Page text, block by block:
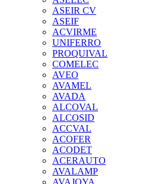
ASEIR CV
ASEIF
ACVIRME
UNIFERRO
PROQUIVAL
COMELEC
AVEO
AVAMEL
AVADA
ALCOVAL
ALCOSID
ACCVAL
ACOFER
ACODET
ACERAUTO
AVALAMP
AVAJOYA